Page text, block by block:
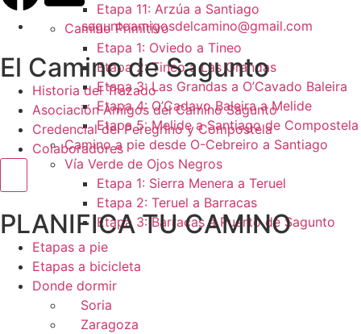
Etapa 11: Arzúa a Santiago
Camino Primitivo
Etapa 1: Oviedo a Tineo
Etapa 2: Tineo a Las Grandas
Etapa 3: Las Grandas a O’Cavado Baleira
Etapa 4: O’Cadavo Baleira a Melide
Etapa 5: Melide a Santiago de Compostela
Camino a pie desde O-Cebreiro a Santiago
Vía Verde de Ojos Negros
Etapa 1: Sierra Menera a Teruel
Etapa 2: Teruel a Barracas
Etapa 3: Barracas a Puerto de Sagunto
saguntoamigosdelcamino@gmail.com
El Camino de Sagunto
Historia del Trazado
Asociación Amigos del Camino Sagunto
Credencial del Peregrino y Compostela
Colaboradores
Menú conmutador hamburguesa
PLANIFICA TU CAMINO
Etapas a pie
Etapas a bicicleta
Donde dormir
Soria
Zaragoza